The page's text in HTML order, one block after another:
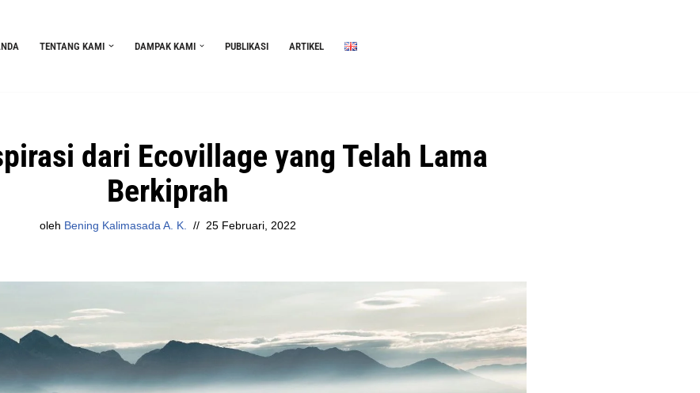
TENTANG KAMI DAMPAK KAMI PUBLIKASI ARTIKEL
dari Ecovillage yang Telah Lama
Berkiprah
oleh Bening Kalimasada A. K. 25 Februari, 2022